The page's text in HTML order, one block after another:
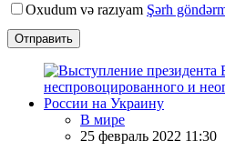
Oxudum və razıyam Şərh
Отправить
В мире
25 февраль 2022 11:30